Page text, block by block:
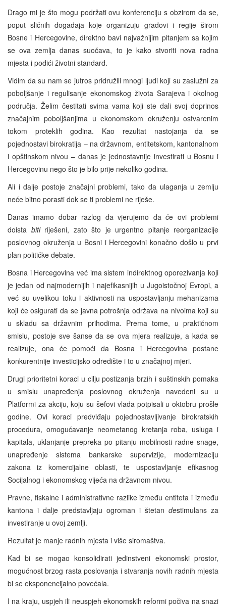
Drago mi je što mogu podržati ovu konferenciju s obzirom da se,
poput sličnih događaja koje organizuju gradovi i regije širom
Bosne i Hercegovine, direktno bavi najvažnijim pitanjem sa kojim
se ova zemlja danas suočava, to je kako stvoriti nova radna
mjesta i podići životni standard.
Vidim da su nam se jutros pridružili mnogi ljudi koji su zaslužni za
poboljšanje i regulisanje ekonomskog života Sarajeva i okolnog
područja. Želim čestitati svima vama koji ste dali svoj doprinos
značajnim poboljšanjima u ekonomskom okruženju ostvarenim
tokom proteklih godina. Kao rezultat nastojanja da se
pojednostavi birokratija – na državnom, entitetskom, kantonalnom
i opštinskom nivou – danas je jednostavnije investirati u Bosnu i
Hercegovinu nego što je bilo prije nekoliko godina.
Ali i dalje postoje značajni problemi, tako da ulaganja u zemlju
neće bitno porasti dok se ti problemi ne riješe.
Danas imamo dobar razlog da vjerujemo da će ovi problemi
doista biti riješeni, zato što je urgentno pitanje reorganizacije
poslovnog okruženja u Bosni i Hercegovini konačno došlo u prvi
plan političke debate.
Bosna i Hercegovina već ima sistem indirektnog oporezivanja koji
je jedan od najmodernijih i najefikasnijih u Jugoistočnoj Evropi, a
već su uvelikou toku i aktivnosti na uspostavljanju mehanizama
koji će osigurati da se javna potrošnja održava na nivoima koji su
u skladu sa državnim prihodima. Prema tome, u praktičnom
smislu, postoje sve šanse da se ova mjera realizuje, a kada se
realizuje, ona će pomoći da Bosna i Hercegovina postane
konkurentnije investicijsko odredište i to u značajnoj mjeri.
Drugi prioritetni koraci u cilju postizanja brzih i suštinskih pomaka
u smislu unapređenja poslovnog okruženja navedeni su u
Platformi za akciju, koju su šefovi vlada potpisali u oktobru prošle
godine. Ovi koraci predviđaju pojednostavljivanje birokratskih
procedura, omogućavanje neometanog kretanja roba, usluga i
kapitala, uklanjanje prepreka po pitanju mobilnosti radne snage,
unapređenje sistema bankarske supervizije, modernizaciju
zakona iz komercijalne oblasti, te uspostavljanje efikasnog
Socijalnog i ekonomskog vijeća na državnom nivou.
Pravne, fiskalne i administrativne razlike između entiteta i između
kantona i dalje predstavljaju ogroman i štetan destimulans za
investiranje u ovoj zemlji.
Rezultat je manje radnih mjesta i više siromaštva.
Kad bi se mogao konsolidirati jedinstveni ekonomski prostor,
mogućnost brzog rasta poslovanja i stvaranja novih radnih mjesta
bi se eksponencijalno povećala.
I na kraju, uspjeh ili neuspjeh ekonomskih reformi počiva na snazi